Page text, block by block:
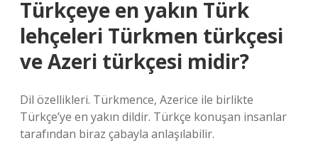
Türkçeye en yakın Türk
lehçeleri Türkmen türkçesi
ve Azeri türkçesi midir?
Dil özellikleri. Türkmence, Azerice ile birlikte
Türkçe’ye en yakın dildir. Türkçe konuşan insanlar
tarafından biraz çabayla anlaşılabilir.